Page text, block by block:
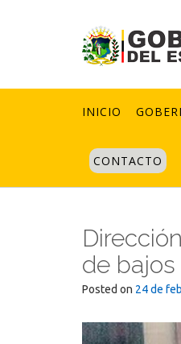
INICIO
CONTACTO
de
Posted on 24 de